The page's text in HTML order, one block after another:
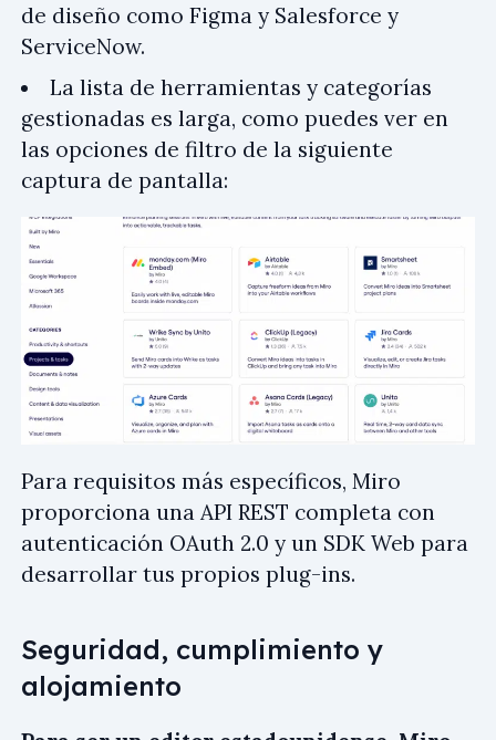
de diseño como Figma y Salesforce y
ServiceNow.
La lista de herramientas y categorías
gestionadas es larga, como puedes ver en
las opciones de filtro de la siguiente
captura de pantalla:
Para requisitos más específicos, Miro
proporciona una API REST completa con
autenticación OAuth 2.0 y un SDK Web para
desarrollar tus propios plug-ins.
Seguridad, cumplimiento y
alojamiento